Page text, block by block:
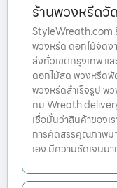
ร้านพวงหรีดวั
StyleWreath.com
พวงหรีด ดอกไม้จัดง
ส่งทั่วเขตกรุงเทพ แ
ดอกไม้สด พวงหรีด
พวงหรีดสำเร็จรูป
ทม Wreath
เชื่อมั่นว่าสินค้าของเ
การคัดสรรคุณภาพม
เอง มีความชัดเจนม